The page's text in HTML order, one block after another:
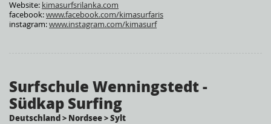
Website: kimasurfsrilanka.com
facebook:www.facebook.com/kimasurfaris
instagram:www.instagram.com/kimasurf
Surfschule Wenningstedt -
Südkap Surfing
Deutschland > Nordsee > Sylt